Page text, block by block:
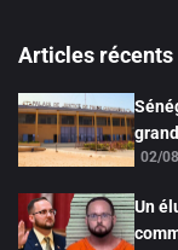
Articles récents
02/
Un